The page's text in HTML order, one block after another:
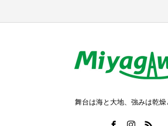
舞台は海と大地、強みは乾